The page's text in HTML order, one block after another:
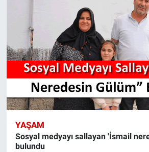
YAŞAM
Sosyal medyayı sallayan 'İsmail
bulundu